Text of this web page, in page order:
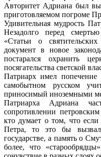
Авторитет Адриана был
приготовляемом погроме
Удивительная мудрость
Незадолго перед
«Статьи о
документ в новое
постарался охранить
посягательства светской
Патриарх имел попечение
самобытном русском
приносимый иноземными
Патриарха Адриана
сопротивлении
кто думает о том, что
Петра, то это бы
государстве, а память о
более, что